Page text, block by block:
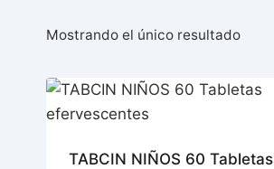
Mostrando el único resultado
TABCIN NIÑOS 60 Tabletas